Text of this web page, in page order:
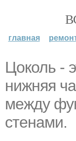
главная
Цоколь -
нижняя
между
стенами.